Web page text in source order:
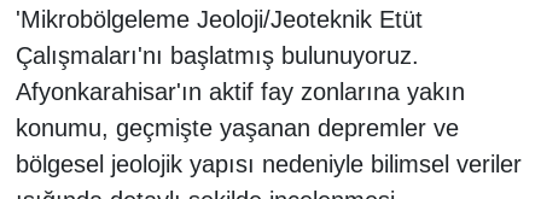
'Mikrobölgeleme Jeoloji/Jeoteknik Etüt
Çalışmaları'nı başlatmış bulunuyoruz.
Afyonkarahisar'ın aktif fay zonlarına yakın
konumu, geçmişte yaşanan depremler ve
bölgesel jeolojik yapısı nedeniyle bilimsel veriler